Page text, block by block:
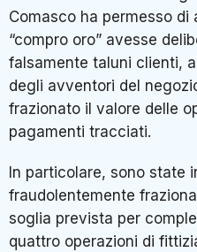
Comasco ha permesso di
“compro oro” avesse
falsamente taluni clienti,
degli avventori del
frazionato il valore delle
pagamenti tracciati.
In particolare, sono state
fraudolentemente
soglia prevista per
quattro operazioni di